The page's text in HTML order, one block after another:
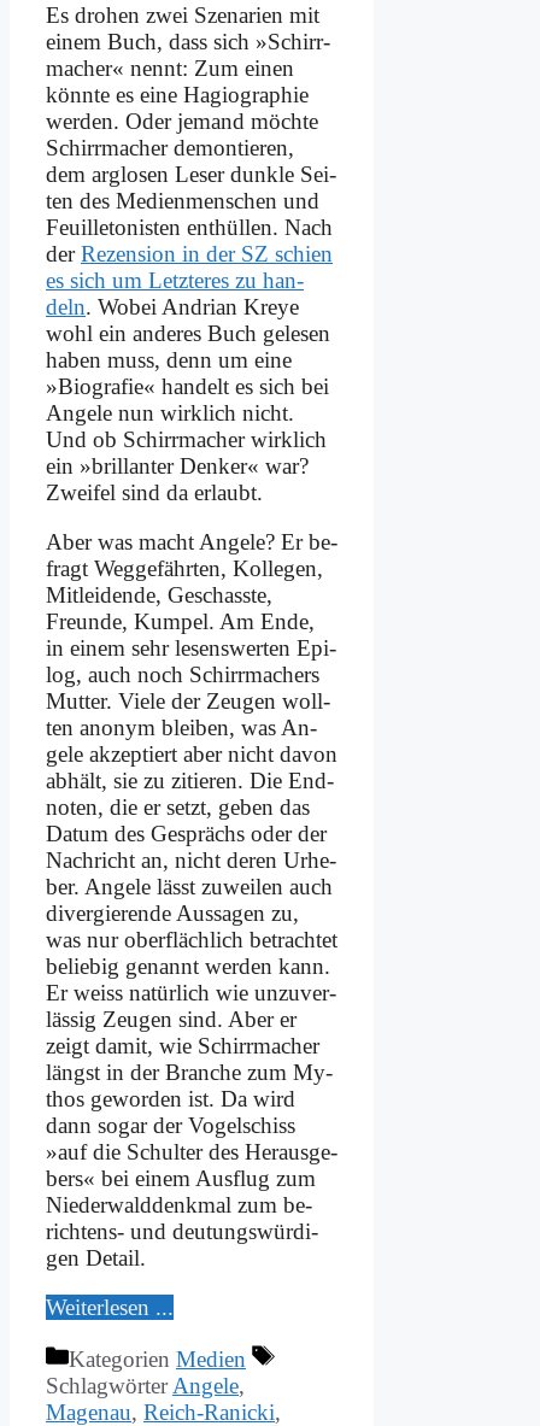
Es dro­hen zwei Sze­na­ri­en mit
ei­nem Buch, dass sich »Schirr­
ma­cher« nennt: Zum ei­nen
könn­te es ei­ne Ha­gio­gra­phie
wer­den. Oder je­mand möch­te
Schirr­ma­cher de­mon­tie­ren,
dem arg­lo­sen Le­ser dunk­le Sei­
ten des Me­di­en­men­schen und
Feuil­le­to­ni­sten ent­hül­len. Nach
derRe­zen­si­on in der SZ schien
es sich um Letz­te­res zu han­
deln. Wo­bei An­dri­an Kreye
wohl ein an­de­res Buch ge­le­sen
ha­ben muss, denn um ei­ne
»Bio­gra­fie« han­delt es sich bei
An­ge­le nun wirk­lich nicht.
Und ob Schirr­ma­cher wirk­lich
ein »bril­lan­ter Den­ker« war?
Zwei­fel sind da er­laubt.
Aber was macht An­ge­le? Er be­
fragt Weg­ge­fähr­ten, Kol­le­gen,
Mit­lei­den­de, Ge­schass­te,
Freun­de, Kum­pel. Am En­de,
in ei­nem sehr le­sens­wer­ten Epi­
log, auch noch Schirr­ma­chers
Mut­ter. Vie­le der Zeu­gen woll­
ten an­onym blei­ben, was An­
ge­le ak­zep­tiert aber nicht da­von
ab­hält, sie zu zi­tie­ren. Die End­
no­ten, die er setzt, ge­ben das
Da­tum des Ge­sprächs oder der
Nach­richt an, nicht de­ren Ur­he­
ber. An­ge­le lässt zu­wei­len auch
di­ver­gie­ren­de Aus­sa­gen zu,
was nur ober­fläch­lich be­trach­tet
be­lie­big ge­nannt wer­den kann.
Er weiss na­tür­lich wie un­zu­ver­
läs­sig Zeu­gen sind. Aber er
zeigt da­mit, wie Schirr­ma­cher
längst in der Bran­che zum My­
thos ge­wor­den ist. Da wird
dann so­gar der Vo­gel­schiss
»auf die Schul­ter des Her­aus­ge­
bers« bei ei­nem Aus­flug zum
Nie­der­wald­denk­mal zum be­
rich­tens- und deu­tungs­wür­di­
gen De­tail.
Wei­ter­le­sen ...
Kategorien Medien
SchlagwörterAngele,
Magenau, Reich-Ranicki,